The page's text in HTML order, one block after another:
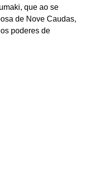
que ao se
de Nove Caudas,
poderes de